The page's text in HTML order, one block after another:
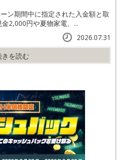
ン期間中に指定された入金額と取
2,000円や夏物家電、...
2026.07.31
きを読む